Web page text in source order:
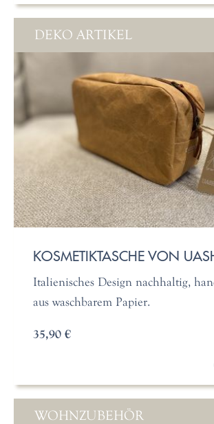
DEKO ARTIKEL
KOSMETIKTASCHE VON
Italienisches Design nachhaltig,
aus waschbarem Papier.
35,90 €
WOHNZUBEHÖR